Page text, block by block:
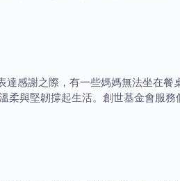
達感謝之際，有一些媽媽無法坐在餐
柔與堅韌撐起生活。創世基金會服務